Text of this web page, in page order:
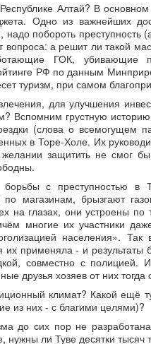
Алтай? В
Одно из важнейших
надо побороть преступность
вопроса: а решит ли такой
ГОК, убивающие
РФ по данным
туризм, при самом
для улучшения
Вспомним грустную
(слова о
в Торе-Холе. Их
защитить не смог
борьбы с преступностью в
магазинам, брызгают
на глазах, они устроены
многие их участники
населения».
их применяла - и
совместно с
друзья хозяев от них
климат? Какой ещё
из них - с благими целями)?
до сих пор не
ли Туве десятки тысяч